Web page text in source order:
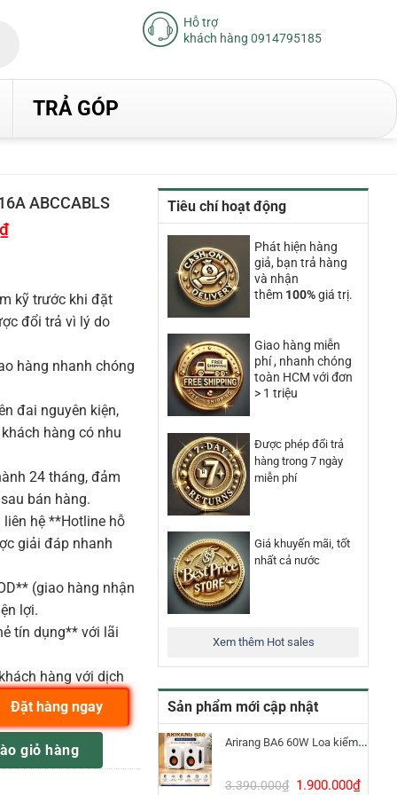
Hỗ trợ
khách hàng 0914795185
TRẢ GÓP
Tiêu chí hoạt động
Phát hiện hàng
giả, bạn trả hàng
và nhận
thêm 100%giá trị.
Giao hàng miễn
phí , nhanh chóng
toàn HCM với đơn
> 1 triệu
Được phép đổi trả
hàng trong 7 ngày
miễn phí
Giá khuyến mãi, tốt
nhất cả nước
Xem thêm Hot sales
Sản phẩm mới cập nhật
Arirang BA6 60W Loa kiểm âm Bluetooth 5.3
3.390.000₫ Giá
1.900.000₫Giá
ABCCABLS
₫Giá
kỹ trước khi đặt
đổi trả vì lý do
hàng nhanh chóng
đai nguyên kiện,
hàng có nhu
24 tháng, đảm
bán hàng.
hệ **Hotline hỗ
giải đáp nhanh
(giao hàng nhận
lợi.
tín dụng** với lãi
hàng với dịch
số lượng
giỏ hàng
Đặt hàng ngay